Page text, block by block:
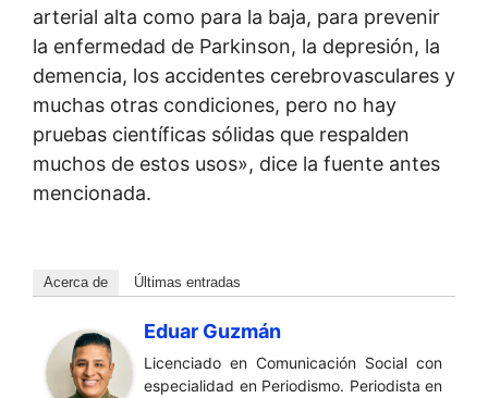
arterial alta como para la baja, para prevenir
la enfermedad de Parkinson, la depresión, la
demencia, los accidentes cerebrovasculares y
muchas otras condiciones, pero no hay
pruebas científicas sólidas que respalden
muchos de estos usos», dice la fuente antes
mencionada.
Acerca de Últimas entradas
Eduar Guzmán
Licenciado en Comunicación Social con
especialidad en Periodismo. Periodista en